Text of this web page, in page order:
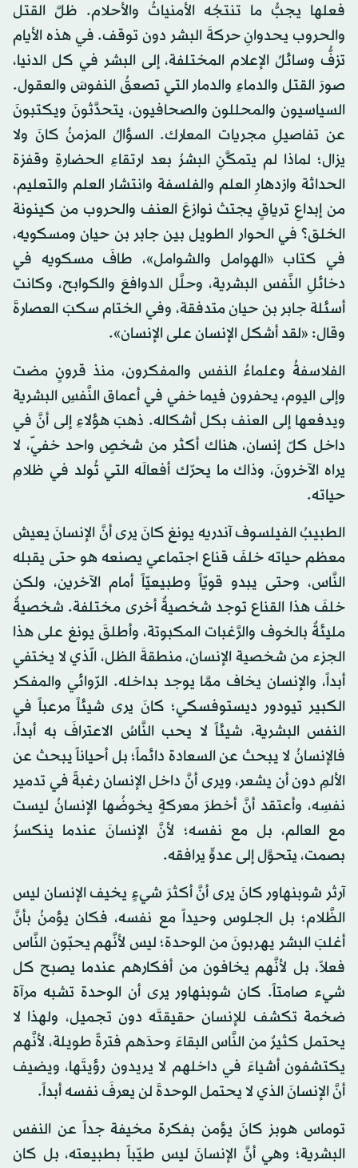
فعلها يجبُّ ما تنتجُه الأمنياتُ والأحلام. ظلَّ القتل
والحروب يحدوانِ حركةَ البشر دون توقف. في هذه الأيام
تزفُّ وسائلُ الإعلام المختلفة، إلى البشر في كل الدنيا،
صورَ القتل والدماءِ والدمار التي تصعقُ النفوسَ والعقول.
السياسيون والمحللون والصحافيون، يتحدَّثونَ ويكتبونَ
عن تفاصيلِ مجريات المعارك. السؤالُ المزمنُ كانَ ولا
يزال؛ لماذا لم يتمكَّنِ البشرُ بعد ارتقاءِ الحضارةِ وقفزة
الحداثة وازدهارِ العلم والفلسفة وانتشار العلم والتعليم،
من إبداعِ ترياقٍ يجتث نوازعَ العنف والحروب من كينونة
الخلق؟ في الحوار الطويل بين جابر بن حيان ومسكويه،
في كتاب «الهوامل والشوامل»، طافَ مسكويه في
دخائلِ النَّفس البشرية، وحلَّل الدوافعَ والكوابح، وكانت
أسئلة جابر بن حيان متدفقة، وفي الختام سكبَ العصارةَ
وقال: «لقد أشكل الإنسان على الإنسان».
الفلاسفةُ وعلماءُ النفس والمفكرون، منذ قرونٍ مضت
وإلى اليوم، يحفرون فيما خفي في أعماق النَّفسِ البشرية
ويدفعها إلى العنف بكل أشكاله. ذهبَ هؤلاءِ إلى أنَّ في
داخل كلّ إنسان، هناك أكثر من شخصٍ واحد خفيّ، لا
يراه الآخرونَ، وذاك ما يحرّك أفعالَه التي تُولد في ظلامِ
حياته.
الطبيبُ الفيلسوف آندريه يونغ كانَ يرى أنَّ الإنسانَ يعيش
معظم حياته خلفَ قناع اجتماعي يصنعه هو حتى يقبله
النَّاس، وحتى يبدو قويّاً وطبيعيّاً أمام الآخرين، ولكن
خلفَ هذا القناع توجد شخصيةٌ أخرى مختلفة. شخصيةٌ
مليئةٌ بالخوف والرَّغبات المكبوتة، وأطلقَ يونغ على هذا
الجزء من شخصية الإنسان، منطقةَ الظل، الّذي لا يختفي
أبداً، والإنسان يخاف ممَّا يوجد بداخله. الرّوائي والمفكر
الكبير تيودور ديستوفسكي؛ كانَ يرى شيئاً مرعباً في
النفس البشرية، شيئاً لا يحب النَّاسُ الاعترافَ به أبداً،
فالإنسانُ لا يبحث عن السعادة دائماً؛ بل أحياناً يبحث عن
الألمِ دون أن يشعر، ويرى أنَّ داخل الإنسان رغبةً في تدمير
نفسِه، وأعتقد أنَّ أخطرَ معركةٍ يخوضُها الإنسانُ ليست
مع العالم، بل مع نفسه؛ لأنَّ الإنسانَ عندما ينكسرُ
بصمت، يتحوَّل إلى عدوٍّ يرافقه.
آرثر شوبنهاور كانَ يرى أنَّ أكثرَ شيءٍ يخيف الإنسان ليس
الظَّلام؛ بل الجلوس وحيداً مع نفسه، فكان يؤمنُ بأنَّ
أغلبَ البشر يهربونَ من الوحدة؛ ليس لأنَّهم يحبّون النَّاس
فعلاً، بل لأنَّهم يخافون من أفكارهم عندما يصبح كل
شيء صامتاً. كان شوبنهاور يرى أن الوحدة تشبه مرآة
ضخمة تكشف للإنسان حقيقتَه دون تجميل، ولهذا لا
يحتمل كثيرٌ من النَّاس البقاءَ وحدَهم فترةً طويلة، لأنَّهم
يكتشفون أشياءَ في داخلهم لا يريدون رؤيتَها، ويضيف
أنَّ الإنسانَ الذي لا يحتمل الوحدةَ لن يعرفَ نفسه أبداً.
توماس هوبز كانَ يؤمن بفكرة مخيفة جداً عن النفس
البشرية؛ وهي أنَّ الإنسانَ ليس طيّباً بطبيعته، بل كان